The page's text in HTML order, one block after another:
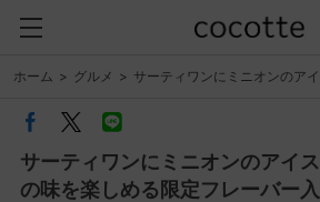
ホーム グルメ サーティワンにミニオンのアイ
サーティワンにミニオンのアイ
の味を楽しめる限定フレーバー入